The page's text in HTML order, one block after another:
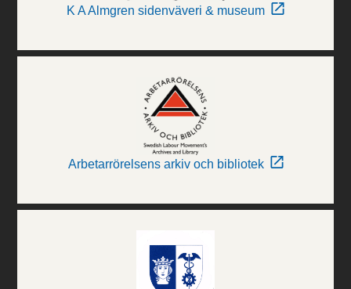
K A Almgren sidenväveri & museum
Arbetarrörelsens arkiv och bibliotek